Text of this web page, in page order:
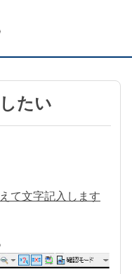
たい
て文字記入します